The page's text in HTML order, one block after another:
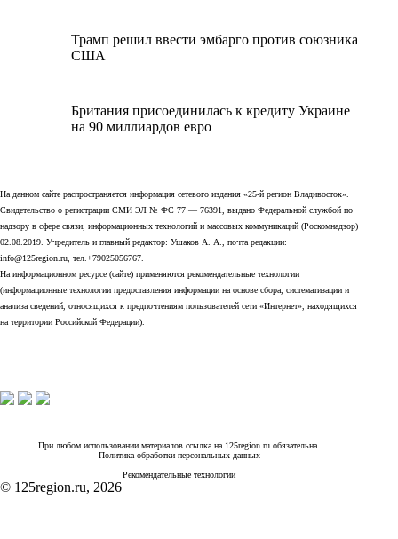
Трамп решил ввести эмбарго против союзника
США
Британия присоединилась к кредиту Украине
на 90 миллиардов евро
На данном сайте распространяется информация сетевого издания «25-й регион Владивосток».
Свидетельство о регистрации СМИ ЭЛ № ФС 77 — 76391, выдано Федеральной службой по
надзору в сфере связи, информационных технологий и массовых коммуникаций (Роскомнадзор)
02.08.2019. Учредитель и главный редактор: Ушаков А. А., почта редакции:
info@125region.ru, тел.+79025056767.
На информационном ресурсе (сайте) применяются рекомендательные технологии
(информационные технологии предоставления информации на основе сбора, систематизации и
анализа сведений, относящихся к предпочтениям пользователей сети «Интернет», находящихся
на территории Российской Федерации).
При любом использовании материалов ссылка на 125region.ru обязательна.
Политика обработки персональных данных
Рекомендательные технологии
© 125region.ru, 2026